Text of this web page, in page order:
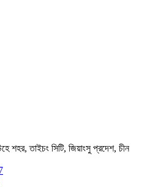
শহর, তাইচং সিটি, জিয়াংসু প্রদেশ, চীন